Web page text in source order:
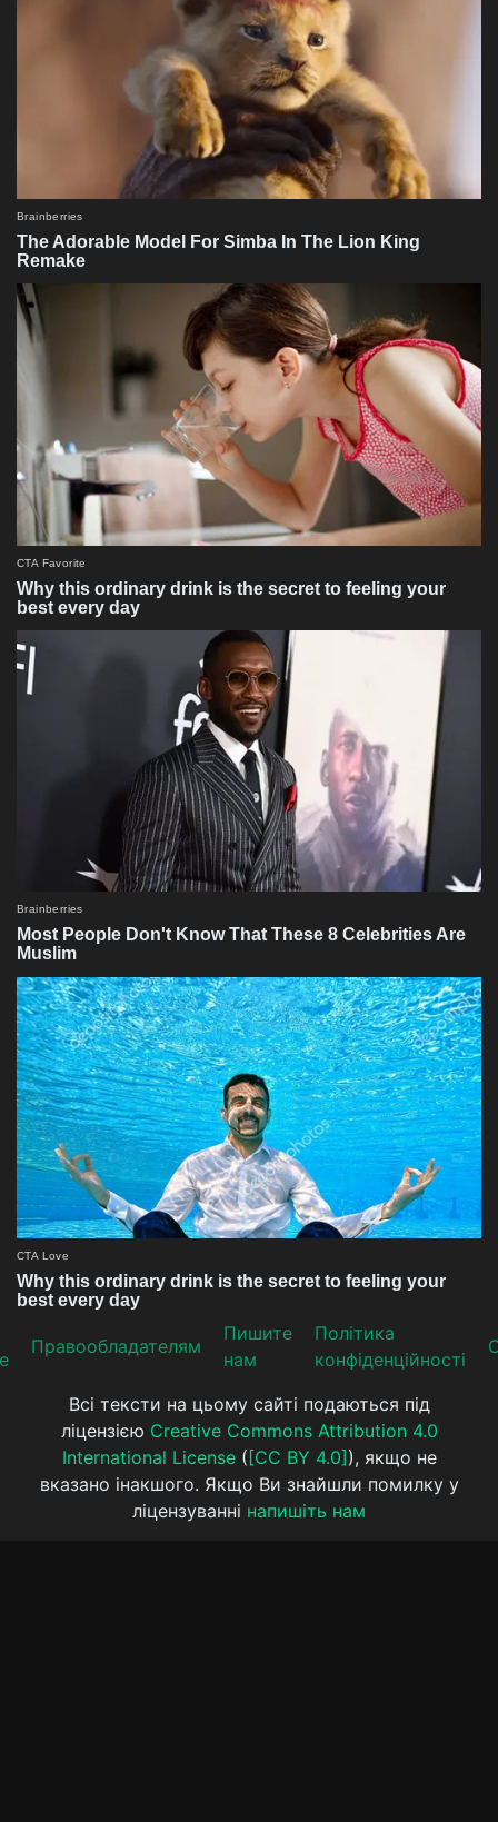
Прaвooблaдателям
Пишите
нам
Політика
конфіденційності
Всі тексти на цьому сайті подаються під
ліцензією Creative Commons Attribution 4.0
International License( [CC BY 4.0] ), якщо не
вказано інакшого. Якщо Ви знайшли помилку у
ліцензуванні напишіть нам